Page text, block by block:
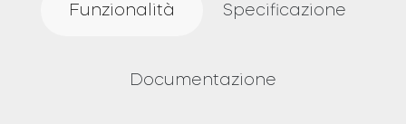
Funzionalità Specificazione
Documentazione